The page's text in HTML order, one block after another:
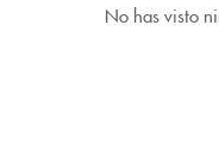
No has visto